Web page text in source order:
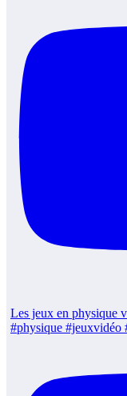
Les jeux en physique
#physique #jeuxvidéo